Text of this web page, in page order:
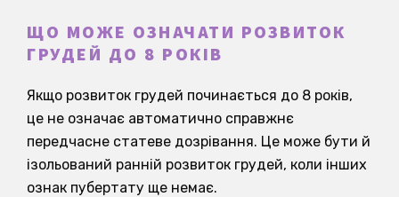
ЩО МОЖЕ ОЗНАЧАТИ РОЗВИТОК
ГРУДЕЙ ДО 8 РОКІВ
Якщо розвиток грудей починається до 8 років,
це не означає автоматично справжнє
передчасне статеве дозрівання. Це може бути й
ізольований ранній розвиток грудей, коли інших
ознак пубертату ще немає.